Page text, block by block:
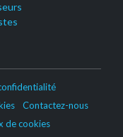
Contactez-nous
de cookies